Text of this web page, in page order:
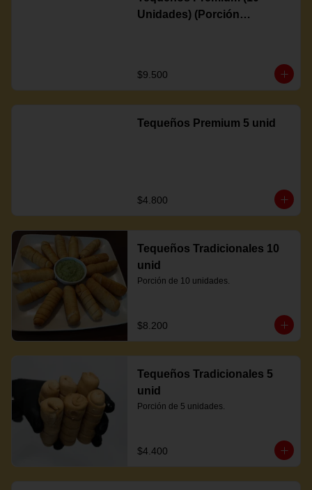
Unidades) (Porción
$9.500
Tequeños Premium 5 unid
$4.800
Tequeños Tradicionales 10
unid
Porción de 10 unidades.
$8.200
Tequeños Tradicionales 5
unid
Porción de 5 unidades.
$4.400